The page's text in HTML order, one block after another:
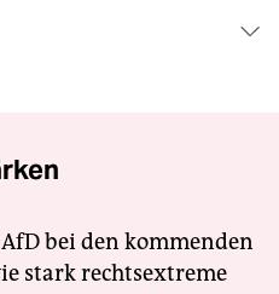
bei den kommenden
stark rechtsextreme